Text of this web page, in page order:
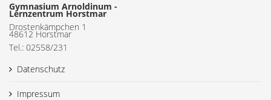
Gymnasium Arnoldinum -
Lernzentrum Horstmar
Drostenkämpchen 1
48612 Horstmar
Tel.: 02558/231
Datenschutz
Impressum